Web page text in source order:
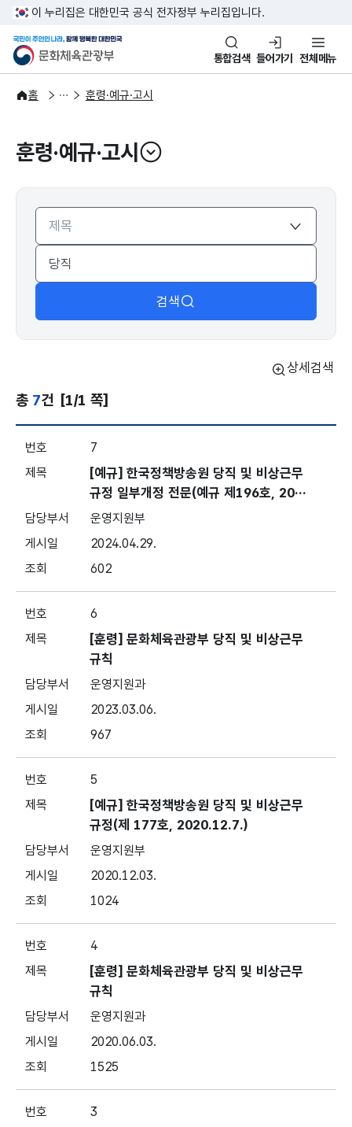
본문 바로가기
주메뉴 바로가기
이 누리집은 대한민국 공식 전자정부 누리집입니다.
문화체육관광부
국민이 주인인 나라, 함께 행복
통합검색 들어가기 전체메뉴
홈
자료공간
법령자료 훈령·예규·고시
훈령·예규·고시
열기
검색
상세검색
총 7건 [1/1 쪽]
7
[예규] 한국정책방송원 당직 및 비상근무
규정 일부개정 전문(예규 제196호, 202
4.05.01. 시행)
운영지원부
2024.04.29.
602
6
[훈령] 문화체육관광부 당직 및 비상근무
규칙
운영지원과
2023.03.06.
967
5
[예규] 한국정책방송원 당직 및 비상근무
규정(제 177호, 2020.12.7.)
운영지원부
2020.12.03.
1024
4
[훈령] 문화체육관광부 당직 및 비상근무
규칙
운영지원과
2020.06.03.
1525
3